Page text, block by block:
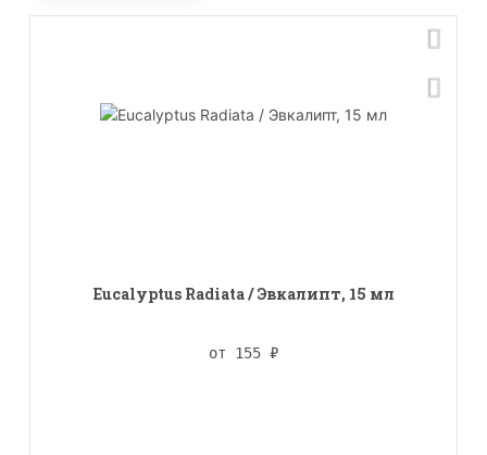
Eucalyptus Radiata / Эвкалипт, 15 мл
от 155 ₽